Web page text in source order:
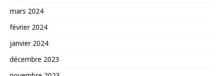
mars 2024
février 2024
janvier 2024
décembre 2023